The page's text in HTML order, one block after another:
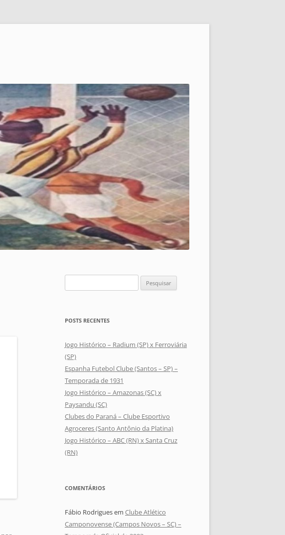
por:
POSTS RECENTES
Jogo Histórico – Radium (SP) x Ferroviária
(SP)
Espanha Futebol Clube (Santos – SP) –
Temporada de 1931
Jogo Histórico – Amazonas (SC) x
Paysandu (SC)
Clubes do Paraná – Clube Esportivo
Agroceres (Santo Antônio da Platina)
Jogo Histórico – ABC (RN) x Santa Cruz
(RN)
COMENTÁRIOS
Fábio Rodriguesem Clube Atlético
Camponovense (Campos Novos – SC) –